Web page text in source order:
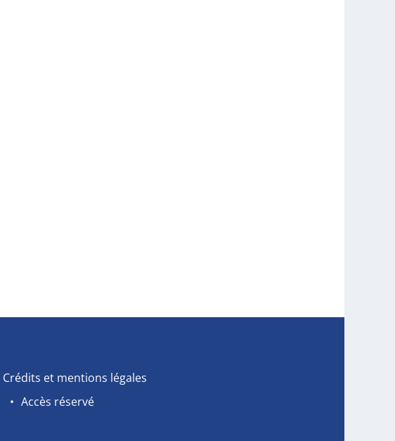
Crédits et mentions légales
Accès réservé